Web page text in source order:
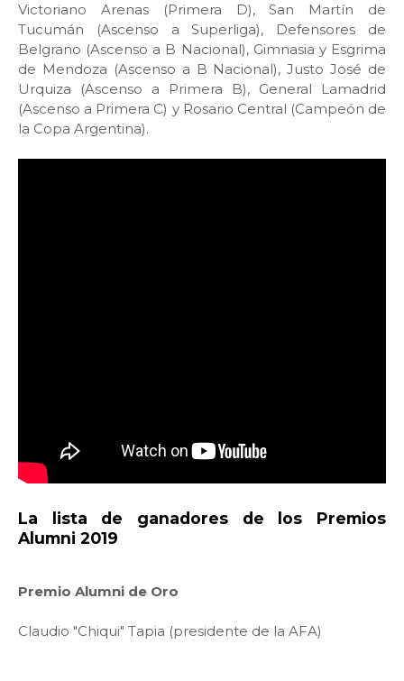
Victoriano Arenas (Primera D), San Martín de
Tucumán (Ascenso a Superliga), Defensores de
Belgrano (Ascenso a B Nacional), Gimnasia y Esgrima
de Mendoza (Ascenso a B Nacional), Justo José de
Urquiza (Ascenso a Primera B), General Lamadrid
(Ascenso a Primera C) y Rosario Central (Campeón de
la Copa Argentina).
La lista de ganadores de los Premios
Alumni 2019
Premio Alumni de Oro
Claudio "Chiqui" Tapia (presidente de la AFA)